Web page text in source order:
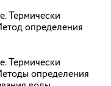
Термически
определения
Термически
определения